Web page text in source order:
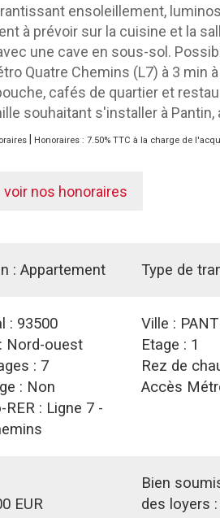
ensoleillement,
à prévoir sur la cuisine et la
une cave en sous-sol.
Quatre Chemins (L7) à 3
cafés de quartier et
souhaitant s'installer à Pantin,
Honoraires : 7.50% TTC à la charge de
voir nos honoraires
: Appartement Type de
: 93500 Ville :
Nord-ouest Etage : 1
: 7 Rez de
: Non Accès
: Ligne 7 -
EUR
Bien
des loyers :